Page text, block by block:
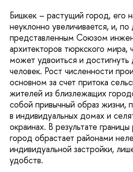
Бишкек – растущий город, его
неуклонно увеличивается, и,
представленным Союзом
архитекторов тюркского мира,
может удвоиться и достигнуть
человек. Рост численности
основном за счет притока
жителей из близлежащих
собой привычный образ жизни,
в индивидуальных домах и
окраинах. В результате
город обрастает районами
индивидуальной застройки,
удобств.